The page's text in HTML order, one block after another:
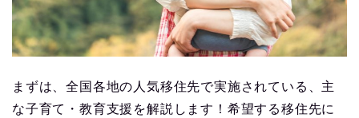
まずは、全国各地の人気移住先で実施されている、主
な子育て・教育支援を解説します！希望する移住先に